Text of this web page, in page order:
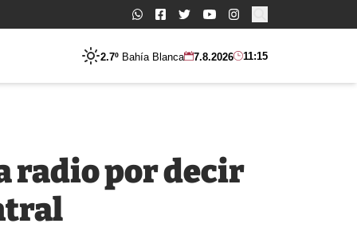
Buscar:
2.7º Bahía Blanca 7.8.2026 11:15
radio por decir